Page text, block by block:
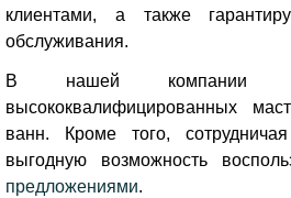
клиентами, а также
обслуживания.
В нашей компании
высококвалифицированных
ванн. Кроме того,
выгодную возможность
предложениями.